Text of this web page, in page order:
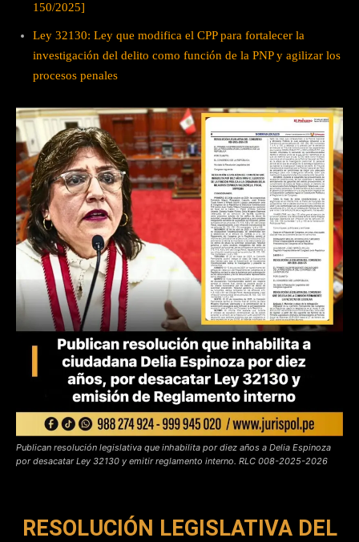
150/2025]
Ley 32130: Ley que modifica el CPP para fortalecer la
investigación del delito como función de la PNP y agilizar los
procesos penales
Publican resolución legislativa que inhabilita por diez años a Delia Espinoza
por desacatar Ley 32130 y emitir reglamento interno. RLC 008-2025-2026
RESOLUCIÓN LEGISLATIVA DEL